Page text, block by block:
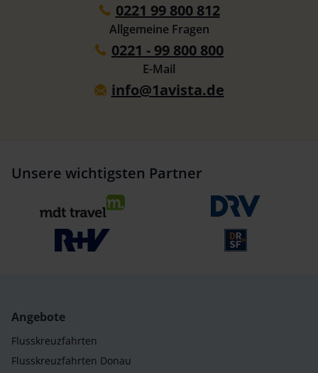
0221 99 800 812
Allgemeine Fragen
0221 - 99 800 800
E-Mail
info@1avista.de
Unsere wichtigsten Partner
Angebote
Flusskreuzfahrten
Flusskreuzfahrten Donau